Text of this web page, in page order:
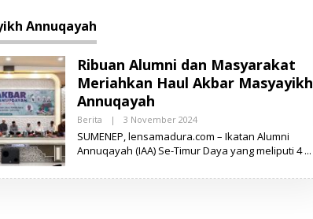
Annuqayah
Ribuan Alumni dan Masyarakat
Meriahkan Haul Akbar Masyayikh
Annuqayah
Berita | 3 November 2024O
E
H
SUMENEP, lensamadura.com – Ikatan Alumni
Annuqayah (IAA) Se-Timur Daya yang meliputi 4